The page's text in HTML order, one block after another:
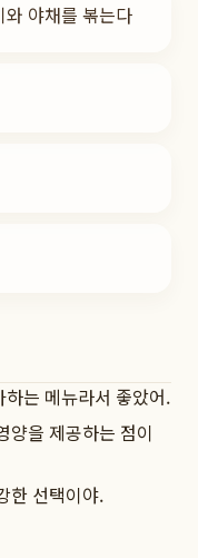
야채를 볶는다
는 메뉴라서 좋았어.
양을 제공하는 점이
한 선택이야.